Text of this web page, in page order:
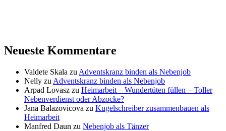
Neueste Kommentare
Valdete Skala zu Adventskranz binden als Nebenjob
Nelly zu Adventskranz binden als Nebenjob
Arpad Lovasz zu Heimarbeit – Wundertüten füllen – Toller
Nebenverdienst oder Abzocke?
Jana Balazovicova zu Kugelschreiber zusammenbauen als
Heimarbeit
Manfred Daun zu Nebenjob als Tänzer